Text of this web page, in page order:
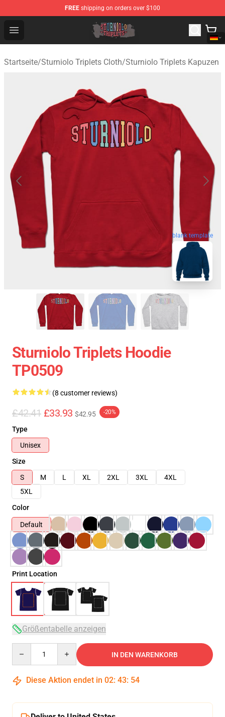
FREE shipping on orders over $100
Open menu
Sturniolo Triplets Shop - Official Sturniolo Triplets
Startseite/Sturniolo Triplets Cloth/Sturniolo Triplets Kapuzen
blank template
Sturniolo Triplets Hoodie
TP0509
(8 customer reviews)
£42.41 £33.93 $42.95 -20%
Type
Unisex
Size
S
M L XL 2XL 3XL
4XL
5XL
Color
Default
Print Location
Größentabelle anzeigen
IN DEN WARENKORB
Diese Aktion endet in 02: 43: 53